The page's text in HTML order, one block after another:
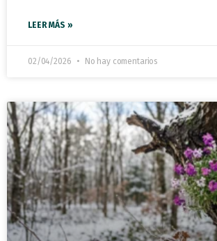
LEER MÁS »
02/04/2026 No hay comentarios